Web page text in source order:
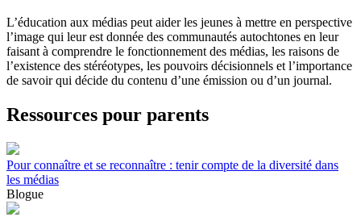
L’éducation aux médias peut aider les jeunes à mettre en perspective
l’image qui leur est donnée des communautés autochtones en leur
faisant à comprendre le fonctionnement des médias, les raisons de
l’existence des stéréotypes, les pouvoirs décisionnels et l’importance
de savoir qui décide du contenu d’une émission ou d’un journal.
Ressources pour parents
Pour connaître et se reconnaître : tenir compte de la diversité dans
les médias
Blogue